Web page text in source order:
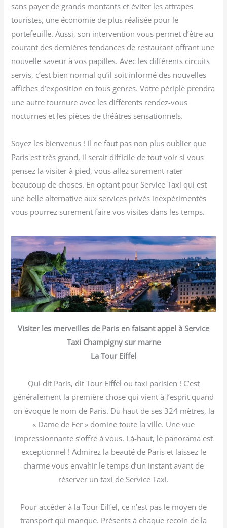
sans payer de grands montants et éviter les attrapes
touristes, une économie de plus réalisée pour le
portefeuille. Aussi, son intervention vous permet d’être au
courant des dernières tendances de restaurant offrant une
nouvelle saveur à vos papilles. Avec les différents circuits
servis, c’est bien normal qu’il soit informé des nouvelles
affiches d’exposition en tous genres. Votre périple prendra
une autre tournure avec les différents rendez-vous
nocturnes et les pièces de théâtres sensationnels.
Soyez les bienvenus ! Il ne faut pas non plus oublier que
Paris est très grand, il serait difficile de tout voir si vous
pensez la visiter à pied, vous allez surement rater
beaucoup de choses. En optant pour Service Taxi qui est
une belle alternative aux services privés inexpérimentés
vous pourrez surement faire vos visites dans les temps.
Visiter les merveilles de Paris en faisant appel à Service
Taxi Champigny sur marne
La Tour Eiffel
Qui dit Paris, dit Tour Eiffel ou taxi parisien ! C’est
généralement la première chose qui vient à l’esprit quand
on évoque le nom de Paris. Du haut de ses 324 mètres, la
« Dame de Fer » domine toute la ville. Une vue
impressionnante s’offre à vous. Là-haut, le panorama est
exceptionnel ! Admirez la beauté de Paris et laissez le
charme vous envahir le temps d’un instant avant de
réserver un taxi de Service Taxi.
Pour accéder à la Tour Eiffel, ce n’est pas le moyen de
transport qui manque. Présents à chaque recoin de la